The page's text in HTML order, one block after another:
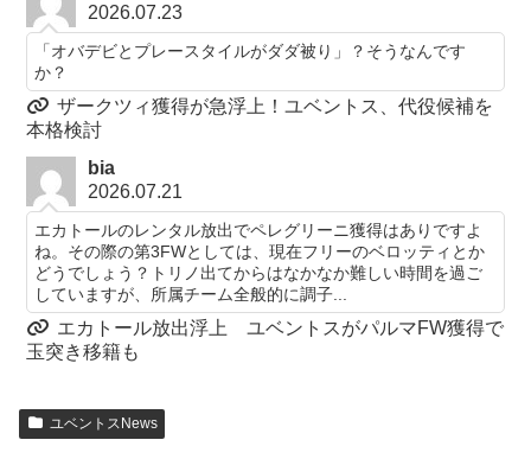
2026.07.23
「オバデビとプレースタイルがダダ被り」？そうなんです
か？
ザークツィ獲得が急浮上！ユベントス、代役候補を
本格検討
bia
2026.07.21
エカトールのレンタル放出でペレグリーニ獲得はありですよ
ね。その際の第3FWとしては、現在フリーのベロッティとか
どうでしょう？トリノ出てからはなかなか難しい時間を過ご
していますが、所属チーム全般的に調子...
エカトール放出浮上 ユベントスがパルマFW獲得で
玉突き移籍も
ユベントスNews